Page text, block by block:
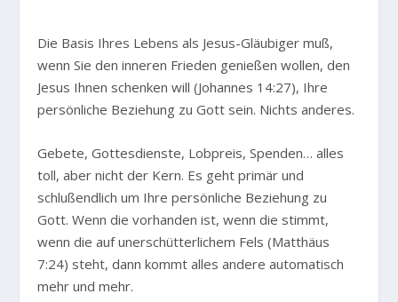
Die Basis Ihres Lebens als Jesus-Gläubiger muß,
wenn Sie den inneren Frieden genießen wollen, den
Jesus Ihnen schenken will (Johannes 14:27), Ihre
persönliche Beziehung zu Gott sein. Nichts anderes.
Gebete, Gottesdienste, Lobpreis, Spenden… alles
toll, aber nicht der Kern. Es geht primär und
schlußendlich um Ihre persönliche Beziehung zu
Gott. Wenn die vorhanden ist, wenn die stimmt,
wenn die auf unerschütterlichem Fels (Matthäus
7:24) steht, dann kommt alles andere automatisch
mehr und mehr.